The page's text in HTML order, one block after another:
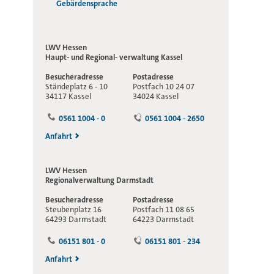
Gebärdensprache
LWV Hessen
Haupt- und Regional-verwaltung Kassel
Besucheradresse
Ständeplatz 6 - 10
34117 Kassel
Postadresse
Postfach 10 24 07
34024 Kassel
0561 1004 - 0
0561 1004 - 2650
Anfahrt
LWV Hessen
Regionalverwaltung Darmstadt
Besucheradresse
Steubenplatz 16
64293 Darmstadt
Postadresse
Postfach 11 08 65
64223 Darmstadt
06151 801 - 0
06151 801 - 234
Anfahrt